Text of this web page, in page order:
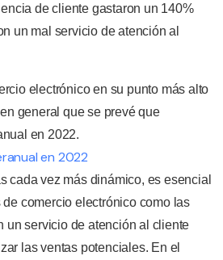
de cliente gastaron un 140%
un mal servicio de atención al
electrónico en su punto más alto
general que se prevé que
en 2022.
en 2022
cada vez más dinámico, es esencial
comercio electrónico como las
un servicio de atención al cliente
las ventas potenciales. En el